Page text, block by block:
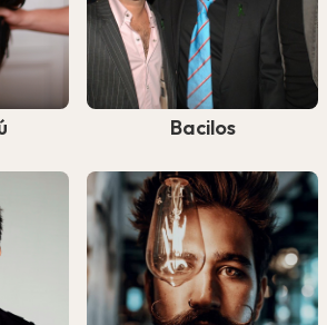
Bacilos